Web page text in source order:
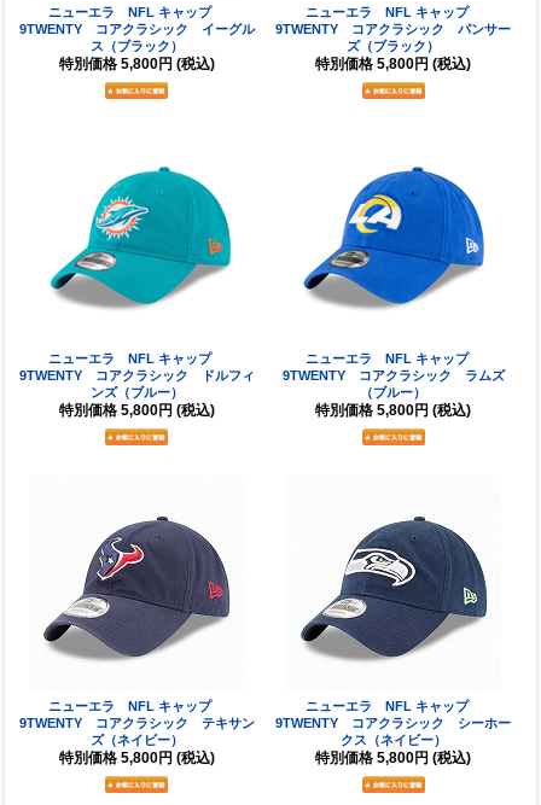
ニューエラ NFL キャップ
9TWENTY コアクラシック イーグル
ス（ブラック）
特別価格 5,800円 (税込)
ニューエラ NFL キャップ
9TWENTY コアクラシック パンサー
ズ（ブラック）
特別価格 5,800円 (税込)
ニューエラ NFL キャップ
9TWENTY コアクラシック ドルフィ
ンズ（ブルー）
特別価格 5,800円 (税込)
ニューエラ NFL キャップ
9TWENTY コアクラシック ラムズ
（ブルー）
特別価格 5,800円 (税込)
ニューエラ NFL キャップ
9TWENTY コアクラシック テキサン
ズ（ネイビー）
特別価格 5,800円 (税込)
ニューエラ NFL キャップ
9TWENTY コアクラシック シーホー
クス（ネイビー）
特別価格 5,800円 (税込)